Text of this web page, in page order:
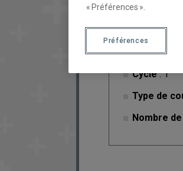
Cycle: 1
Type de
Nombre
« Préférences ».
Préférences